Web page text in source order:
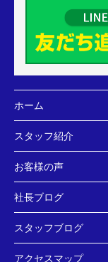
ホーム
スタッフ紹介
お客様の声
社長ブログ
スタッフブログ
アクセスマップ